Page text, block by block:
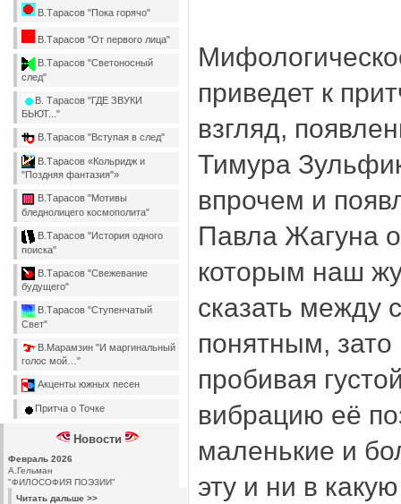
В.Тарасов "Пока горячо"
В.Тарасов "От первого лица"
В.Тарасов "Светоносный
след"
В. Тарасов "ГДЕ ЗВУКИ
БЬЮТ..."
В.Тарасов "Вступая в след"
В.Тарасов «Кольридж и
"Поздняя фантазия"»
В.Тарасов "Мотивы
бледнолицего космополита"
В.Тарасов "История одного
поиска"
В.Тарасов "Свежевание
будущего"
В.Тарасов "Ступенчатый
Свет"
В.Марамзин "И маргинальный
голос мой…"
Акценты южных песен
Притча о Точке
Новости
Февраль 2026
А.Гельман
"ФИЛОСОФИЯ ПОЭЗИИ"
Читать дальше >>
приведет к
взгляд,
Тимура
впрочем и
Павла Жагуна
которым наш
сказать между
понятным,
пробивая
вибрацию её
маленькие и
эту и ни в